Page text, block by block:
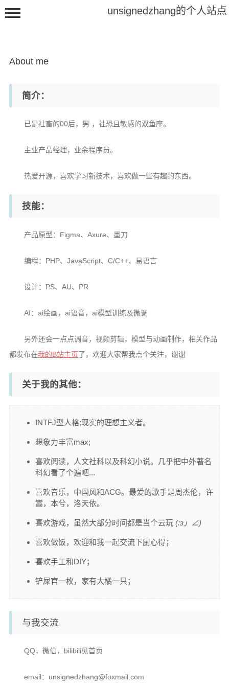
About me
简介：
已是社畜的00后，男 ，社恐且敏感的双鱼座。
主业产品经理，业余程序员。
热爱开源，喜欢学习新技术，喜欢做一些有趣的东西。
技能：
产品原型：Figma、Axure、墨刀
编程：PHP、JavaScript、C/C++、易语言
设计：PS、AU、PR
AI：ai绘画，ai语音，ai模型训练及微调
另外还会一点点调音，视频剪辑，模型与动画制作，相关作品
都发布在我的B站主页了，欢迎大家帮我点个关注，谢谢
关于我的其他：
INTFJ型人格;现实的理想主义者。
想象力丰富max;
喜欢阅读，人文社科以及科幻小说。几乎把中外著名
科幻看了个遍吧...
喜欢音乐，中国风和ACG。最爱的歌手是周杰伦，许
嵩，本兮，洛天依。
喜欢游戏，虽然大部分时间都是当个云玩 (:з」∠)
喜欢做饭，欢迎和我一起交流下厨心得；
喜欢手工和DIY；
铲屎官一枚，家有大橘一只；
与我交流
QQ，微信，bilibili见首页
email：unsignedzhang@foxmail.com
unsignedzhang的个人站点
programs